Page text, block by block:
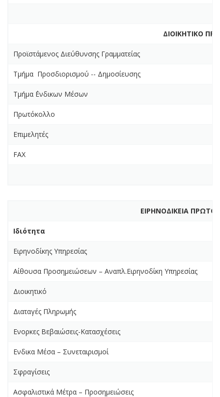
ΔΙΟΙΚΗΤΙΚΟ
Προϊστάμενος Διεύθυνσης Γραμματείας
Τμήμα Προσδιορισμού -- Δημοσίευσης
Τμήμα ΄Ενδικων Μέσων
Πρωτόκολλο
Επιμελητές
FAX
ΕΙΡΗΝΟΔΙΚΕΙΑ
Ιδιότητα
Ειρηνοδίκης Υπηρεσίας
Αίθουσα Προσημειώσεων – Αναπλ.Ειρηνοδίκη Υπηρεσίας
Διοικητικό
Διαταγές Πληρωμής
Ενορκες Βεβαιώσεις-Κατασχέσεις
Ενδικα Μέσα – Συνεταιρισμοί
Σφραγίσεις
Ασφαλιστικά Μέτρα – Προσημειώσεις